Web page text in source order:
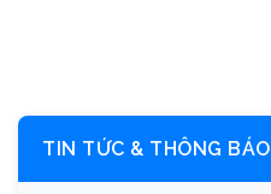
TIN TỨC & THÔNG BÁO